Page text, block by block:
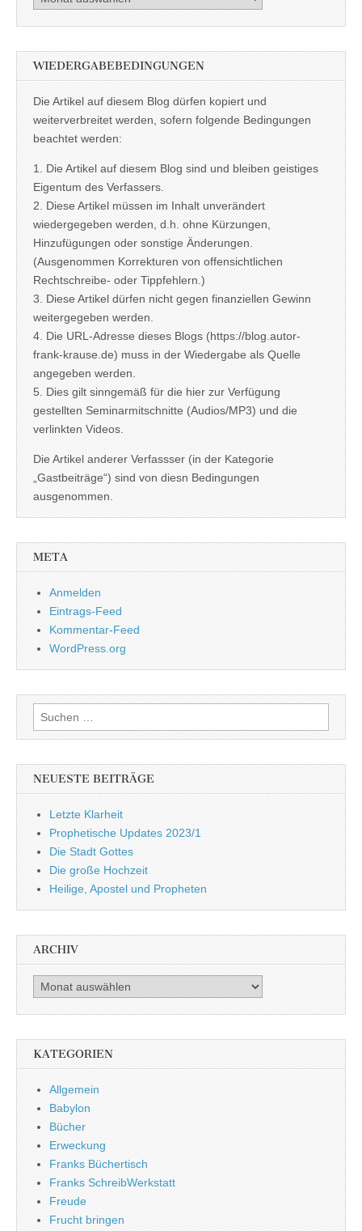
WIEDERGABEBEDINGUNGEN
Die Artikel auf diesem Blog dürfen kopiert und
weiterverbreitet werden, sofern folgende Bedingungen
beachtet werden:
1. Die Artikel auf diesem Blog sind und bleiben geistiges
Eigentum des Verfassers.
2. Diese Artikel müssen im Inhalt unverändert
wiedergegeben werden, d.h. ohne Kürzungen,
Hinzufügungen oder sonstige Änderungen.
(Ausgenommen Korrekturen von offensichtlichen
Rechtschreibe- oder Tippfehlern.)
3. Diese Artikel dürfen nicht gegen finanziellen Gewinn
weitergegeben werden.
4. Die URL-Adresse dieses Blogs (https://blog.autor-
frank-krause.de) muss in der Wiedergabe als Quelle
angegeben werden.
5. Dies gilt sinngemäß für die hier zur Verfügung
gestellten Seminarmitschnitte (Audios/MP3) und die
verlinkten Videos.
Die Artikel anderer Verfassser (in der Kategorie
„Gastbeiträge“) sind von diesn Bedingungen
ausgenommen.
META
Anmelden
Eintrags-Feed
Kommentar-Feed
WordPress.org
Suchen
nach:
NEUESTE BEITRÄGE
Letzte Klarheit
Prophetische Updates 2023/1
Die Stadt Gottes
Die große Hochzeit
Heilige, Apostel und Propheten
ARCHIV
Archiv
KATEGORIEN
Allgemein
Babylon
Bücher
Erweckung
Franks Büchertisch
Franks SchreibWerkstatt
Freude
Frucht bringen